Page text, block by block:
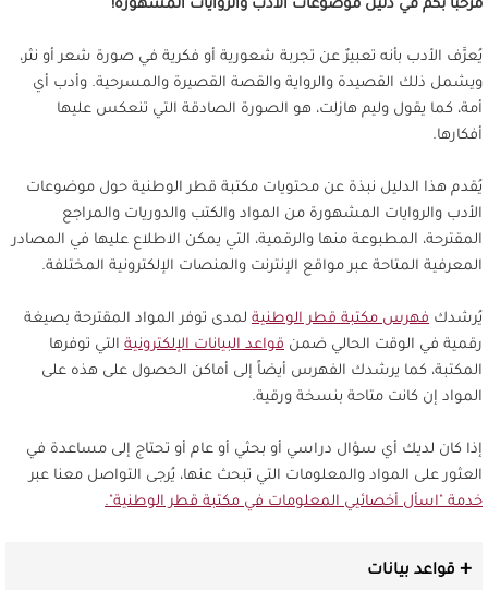
مرحباً بكم في دليل موضوعات الأدب والروايات المشهورة!
يُعرَّف الأدب بأنه تعبيرٌ عن تجربة شعورية أو فكرية في صورة شعر أو نثر،
ويشمل ذلك القصيدة والرواية والقصة القصيرة والمسرحية. وأدب أي
أمة، كما يقول وليم هازلت، هو الصورة الصادقة التي تنعكس عليها
أفكارها.
يُقدم هذا الدليل نبذة عن محتويات مكتبة قطر الوطنية حول موضوعات
الأدب والروايات المشهورة من المواد والكتب والدوريات والمراجع
المقترحة، المطبوعة منها والرقمية، التي يمكن الاطلاع عليها في المصادر
المعرفية المتاحة عبر مواقع الإنترنت والمنصات الإلكترونية المختلفة.
يُرشدك فهرس مكتبة قطر الوطنية لمدى توفر المواد المقترحة بصيغة
رقمية في الوقت الحالي ضمن قواعد البيانات الإلكترونية التي توفرها
المكتبة، كما يرشدك الفهرس أيضاً إلى أماكن الحصول على هذه على
المواد إن كانت متاحة بنسخة ورقية.
إذا كان لديك أي سؤال دراسي أو بحثي أو عام أو تحتاج إلى مساعدة في
العثور على المواد والمعلومات التي تبحث عنها، يُرجى التواصل معنا عبر
خدمة "اسأل أخصائيي المعلومات في مكتبة قطر الوطنية".
قواعد بيانات